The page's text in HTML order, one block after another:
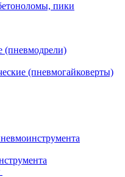
пики
(пневмодрели)
(пневмогайковерты)